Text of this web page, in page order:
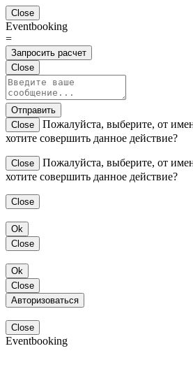
Close
Eventbooking
=
Запросить расчет
Close
Отправить
Close
Пожалуйста, выберите, от
хотите совершить данное действие?
Close
Пожалуйста, выберите, от
хотите совершить данное действие?
Close
Ok
Close
Ok
Close
Авторизоваться
Close
Eventbooking